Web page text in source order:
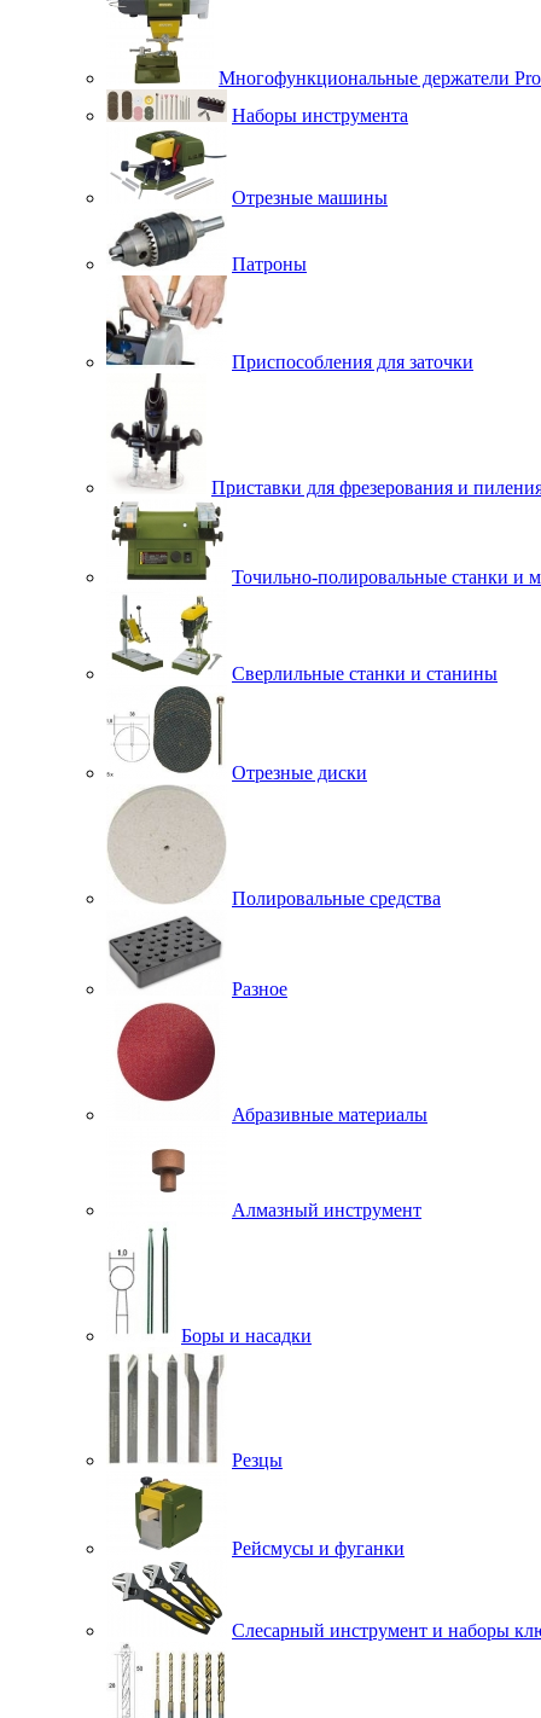
Многофункциональные держатели
Наборы инструмента
Отрезные машины
Патроны
Приспособления для заточки
Приставки для фрезерования и
Точильно-полировальные станки и
Сверлильные станки и станины
Отрезные диски
Полировальные средства
Разное
Абразивные материалы
Алмазный инструмент
Боры и насадки
Резцы
Рейсмусы и фуганки
Слесарный инструмент и наборы